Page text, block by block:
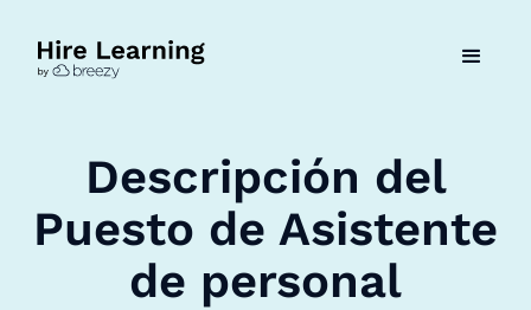
Descripción del
Puesto de Asistente
de personal